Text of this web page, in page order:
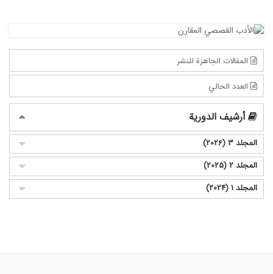
المقالات الجاهزة للنشر
العدد الحالي
أرشيف الدورية
المجلد 3 (2026)
المجلد 2 (2025)
المجلد 1 (2024)